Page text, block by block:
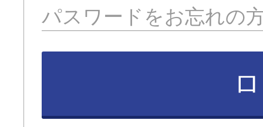
パスワードをお忘れの